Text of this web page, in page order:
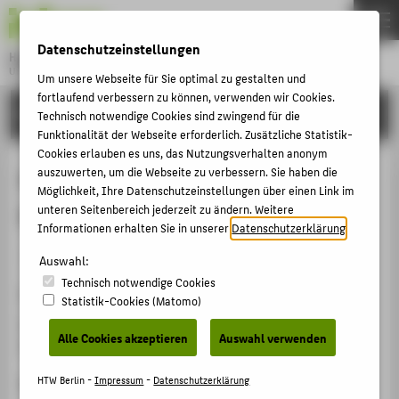
Hochschule für Technik und Wirtschaft Berlin
University of Applied Sciences
Menu
FORSCHUNG
KI im Mittelstand - Der Kairos
Moment
Veranstaltungsbeitrag › Keynote / Plenarvortrag › 2024
Veranstaltung
Masterplan Industriestadt Berlin: KI in der Produktion
Berlin, 26.11.2024
Homepage
THEMEN
HOCHSCHULE
CAMPUS
STUDIUM
LEHRE
KARRIERE
INTERNATIONAL
INFORMATIONEN FÜR
Datenschutzeinstellungen
Um unsere Webseite für Sie optimal zu gestalten und
fortlaufend verbessern zu können, verwenden wir Cookies.
Technisch notwendige Cookies sind zwingend für die
Funktionalität der Webseite erforderlich. Zusätzliche Statistik-
Cookies erlauben es uns, das Nutzungsverhalten anonym
auszuwerten, um die Webseite zu verbessern. Sie haben die
Möglichkeit, Ihre Datenschutzeinstellungen über einen Link im
unteren Seitenbereich jederzeit zu ändern. Weitere
Informationen erhalten Sie in unsererDatenschutzerklärung
Auswahl:
Technisch notwendige Cookies
Statistik-Cookies (Matomo)
Alle Cookies akzeptieren Auswahl verwenden
HTW Berlin -Impressum- Datenschutzerklärung